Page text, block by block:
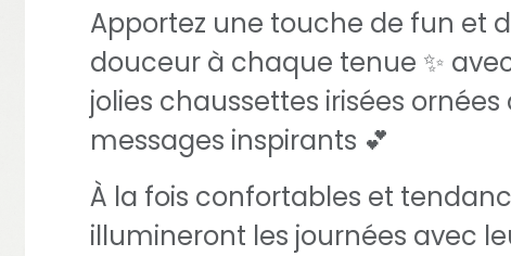
Apportez une touche de fun et
douceur à chaque tenue ✨
jolies chaussettes irisées ornées
messages inspirants 💕
À la fois confortables et
illumineront les journées avec